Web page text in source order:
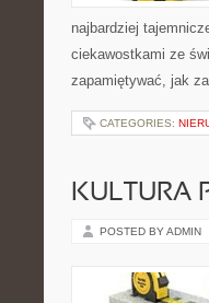
najbardziej
ciekawostkami ze
zapamiętywać, jak
CATEGORIES:
KULTURA
POSTED BY ADMIN